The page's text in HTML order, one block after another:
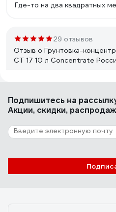
Где-то на два квадратных
29 отзывов
Отзыв о Грунтовка-
CT 17 10 л Concentrate
Для ремонта квартиры
Подпишитесь на
Акции, скидки,